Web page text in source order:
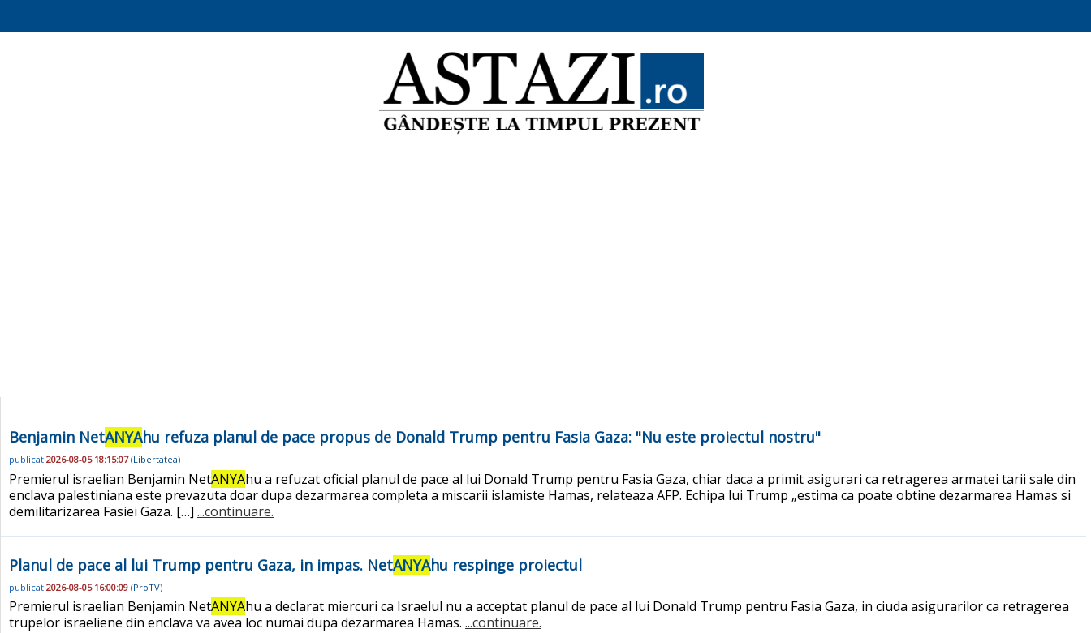
Benjamin NetANYAhu refuza planul de pace propus de Donald Trump pentru Fasia Gaza: "Nu este proiectul nostru"
publicat 2026-08-05 18:15:07(Libertatea)
Premierul israelian Benjamin NetANYAhu a refuzat oficial planul de pace al lui Donald Trump pentru Fasia Gaza, chiar daca a primit asigurari ca retragerea armatei tarii sale din
enclava palestiniana este prevazuta doar dupa dezarmarea completa a miscarii islamiste Hamas, relateaza AFP. Echipa lui Trump „estima ca poate obtine dezarmarea Hamas si
demilitarizarea Fasiei Gaza. […] ...continuare.
Planul de pace al lui Trump pentru Gaza, in impas. NetANYAhu respinge proiectul
publicat 2026-08-05 16:00:09 (ProTV)
Premierul israelian Benjamin NetANYAhu a declarat miercuri ca Israelul nu a acceptat planul de pace al lui Donald Trump pentru Fasia Gaza, in ciuda asigurarilor ca retragerea
trupelor israeliene din enclava va avea loc numai dupa dezarmarea Hamas. ...continuare.